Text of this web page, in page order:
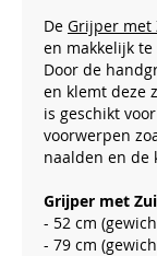
De Grijper met
en makkelijk
Door de
en klemt deze
is geschikt
voorwerpen
naalden en de
Grijper met
- 52 cm
- 79 cm